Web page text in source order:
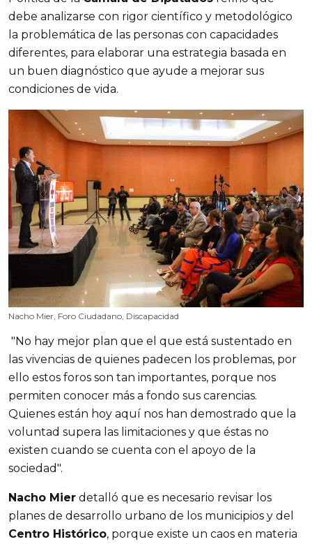
debe analizarse con rigor científico y metodológico
la problemática de las personas con capacidades
diferentes, para elaborar una estrategia basada en
un buen diagnóstico que ayude a mejorar sus
condiciones de vida.
Nacho Mier, Foro Ciudadano, Discapacidad
"No hay mejor plan que el que está sustentado en
las vivencias de quienes padecen los problemas, por
ello estos foros son tan importantes, porque nos
permiten conocer más a fondo sus carencias.
Quienes están hoy aquí nos han demostrado que la
voluntad supera las limitaciones y que éstas no
existen cuando se cuenta con el apoyo de la
sociedad".
Nacho Mier detalló que es necesario revisar los
planes de desarrollo urbano de los municipios y del
Centro Histórico, porque existe un caos en materia